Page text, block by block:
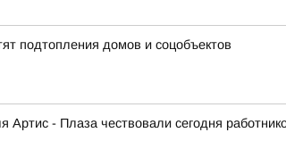
подтопления домов и соцобъектов
Артис - Плаза чествовали сегодня